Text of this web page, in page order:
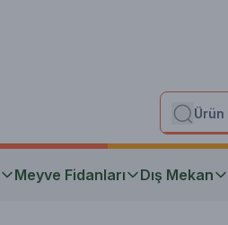
Meyve Fidanları Dış Mekan